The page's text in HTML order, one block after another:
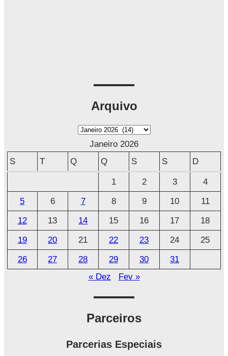
Arquivo
A
v
o
Janeiro 2026
S
T Q Q S S D
1 2 3
4
5
6 7 8 9 10
11
12
13 14 15 16 17
18
19
20 21 22 23 24
25
26
27 28 29 30
31
« Dez
Fev »
Parceiros
Parcerias Especiais